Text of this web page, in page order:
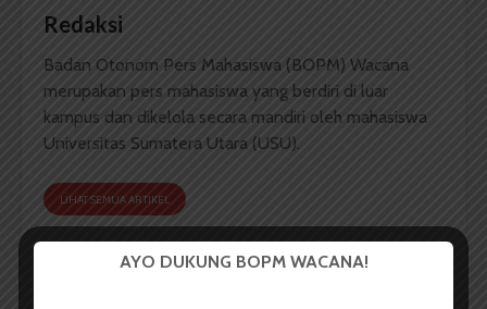
Redaksi
Badan Otonom Pers Mahasiswa (BOPM) Wacana
merupakan pers mahasiswa yang berdiri di luar
kampus dan dikelola secara mandiri oleh mahasiswa
Universitas Sumatera Utara (USU).
LIHAT SEMUA ARTIKEL
AYO DUKUNG BOPM WACANA!